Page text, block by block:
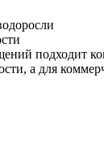
подходит
а для